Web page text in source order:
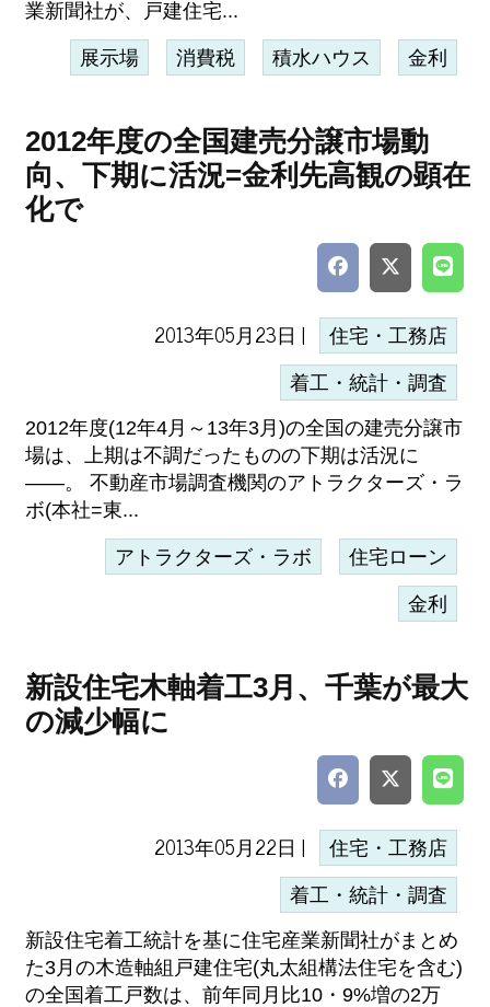
業新聞社が、戸建住宅...
展示場 消費税 積水ハウス 金利
2012年度の全国建売分譲市場動
向、下期に活況=金利先高観の顕在
化で
2013年05月23日 | 住宅・工務店
着工・統計・調査
2012年度(12年4月～13年3月)の全国の建売分譲市
場は、上期は不調だったものの下期は活況に
――。 不動産市場調査機関のアトラクターズ・ラ
ボ(本社=東...
アトラクターズ・ラボ 住宅ローン
金利
新設住宅木軸着工3月、千葉が最大
の減少幅に
2013年05月22日 | 住宅・工務店
着工・統計・調査
新設住宅着工統計を基に住宅産業新聞社がまとめ
た3月の木造軸組戸建住宅(丸太組構法住宅を含む)
の全国着工戸数は、前年同月比10・9%増の2万